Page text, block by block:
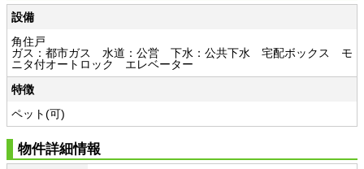
設備
角住戸
ガス：都市ガス 水道：公営 下水：公共下水 宅配ボックス モ
ニタ付オートロック エレベーター
特徴
ペット(可)
物件詳細情報